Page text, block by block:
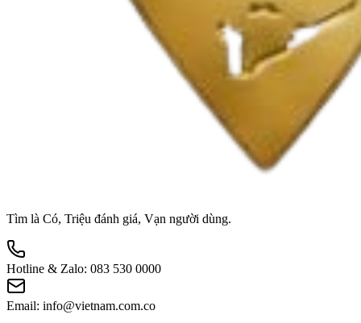
Tìm là Có, Triệu đánh giá, Vạn người dùng.
Hotline & Zalo: 083 530 0000
Email: info@vietnam.com.co